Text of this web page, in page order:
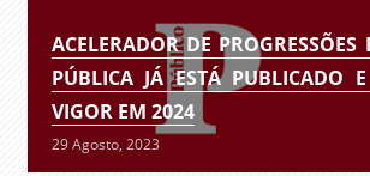
ACELERADOR DE PROGRESSÕES
PÚBLICA JÁ ESTÁ PUBLICADO E
VIGOR EM 2024
29 Agosto, 2023